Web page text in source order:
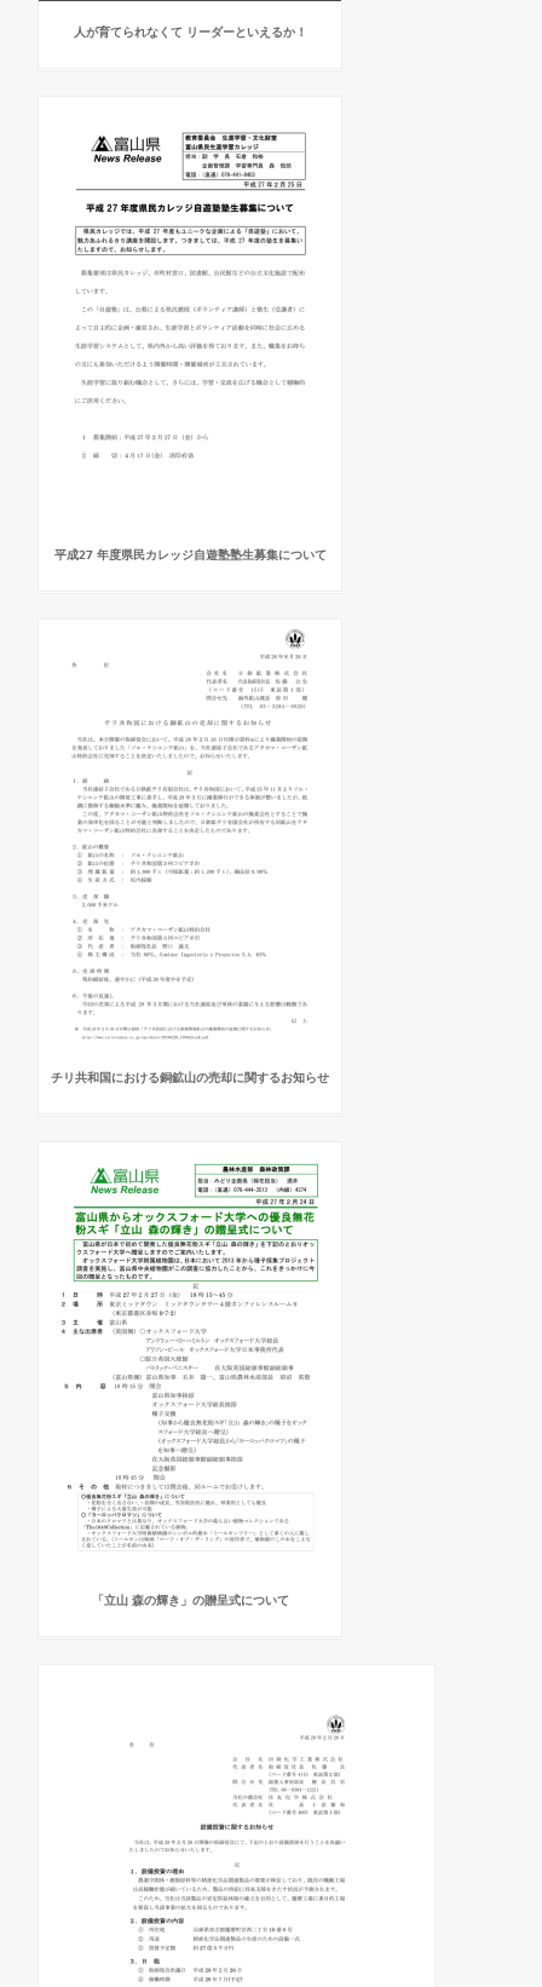
人が育てられなくて リーダーといえるか！
平成27 年度県民カレッジ自遊塾塾生募集について
チリ共和国における銅鉱山の売却に関するお知らせ
「立山 森の輝き」の贈呈式について